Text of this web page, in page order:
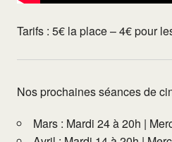
Tarifs : 5€ la place – 4€ pour
Nos prochaines séances de
Mars : Mardi 24 à 20h |